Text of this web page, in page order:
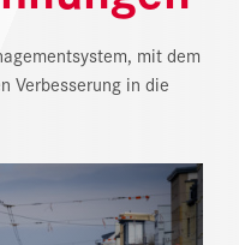
mit dem
Verbesserung in die